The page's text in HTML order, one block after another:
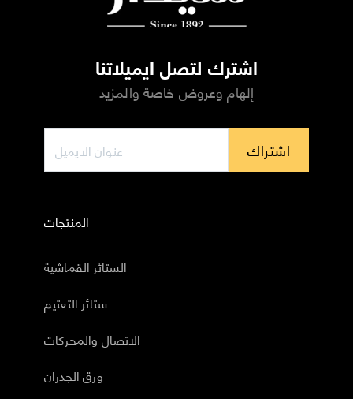
اشترك لتصل ايميلاتنا
إلهام وعروض خاصة والمزيد
اشتراك
المنتجات
الستائر القماشية
ستائر التعتيم
الاتصال والمحركات
ورق الجدران